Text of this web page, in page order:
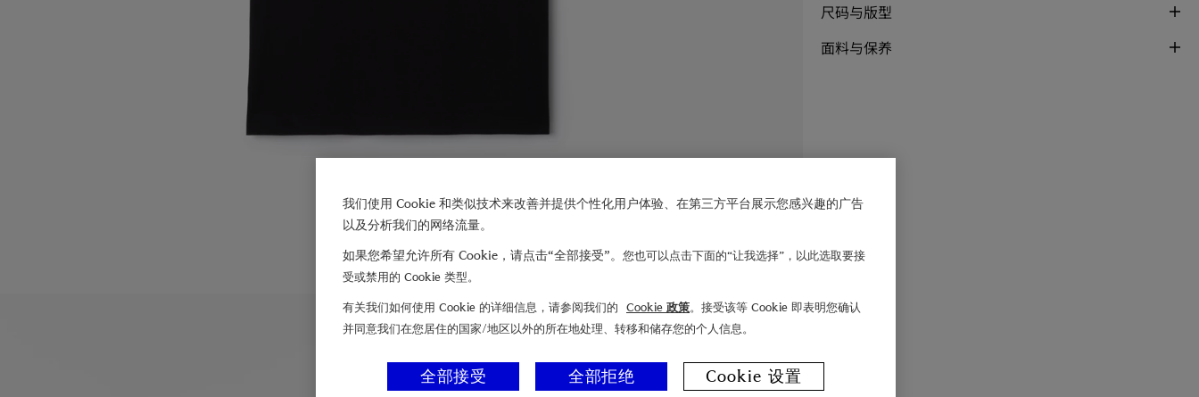
尺码与版型
面料与保养
我们使用 Cookie 和类似技术来改善并提供个性化用户体验、在第三方平台展示您感兴趣的广告
以及分析我们的网络流量。
如果您希望允许所有 Cookie，请点击“全部接受”。 您也可以点击下面的“让我选择”，以此选取要接
受或禁用的 Cookie 类型。
有关我们如何使用 Cookie 的详细信息，请参阅我们的 Cookie 政策。接受该等 Cookie 即表明您确认
并同意我们在您居住的国家/地区以外的所在地处理、转移和储存您的个人信息。
全部拒绝
全部接受 Cookie 设置